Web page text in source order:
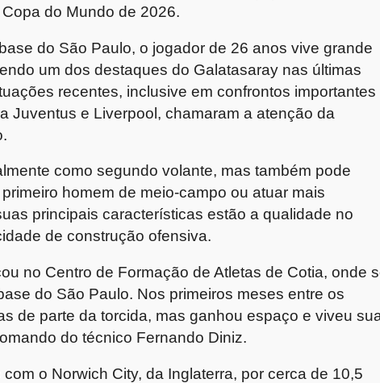
do Mundo de 2026.
do São Paulo, o jogador de 26 anos vive grande
um dos destaques do Galatasaray nas últimas
recentes, inclusive em confrontos importantes
Juventus e Liverpool, chamaram a atenção da
como segundo volante, mas também pode
homem de meio-campo ou atuar mais
principais características estão a qualidade no
de construção ofensiva.
no Centro de Formação de Atletas de Cotia, onde
do São Paulo. Nos primeiros meses entre os
de parte da torcida, mas ganhou espaço e viveu
do técnico Fernando Diniz.
o Norwich City, da Inglaterra, por cerca de 10,5